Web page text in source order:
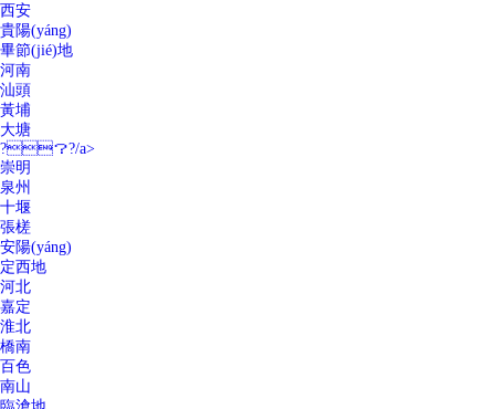
西安
貴陽(yáng)
畢節(jié)地
河南
汕頭
黃埔
大塘
?？?/a>
崇明
泉州
十堰
張槎
安陽(yáng)
定西地
河北
嘉定
淮北
橋南
百色
南山